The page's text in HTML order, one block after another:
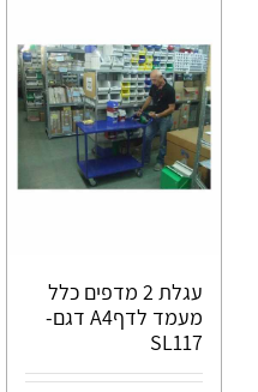
עגלת 2 מדפים כלל
מעמד לדףA4 דגם-
SL117